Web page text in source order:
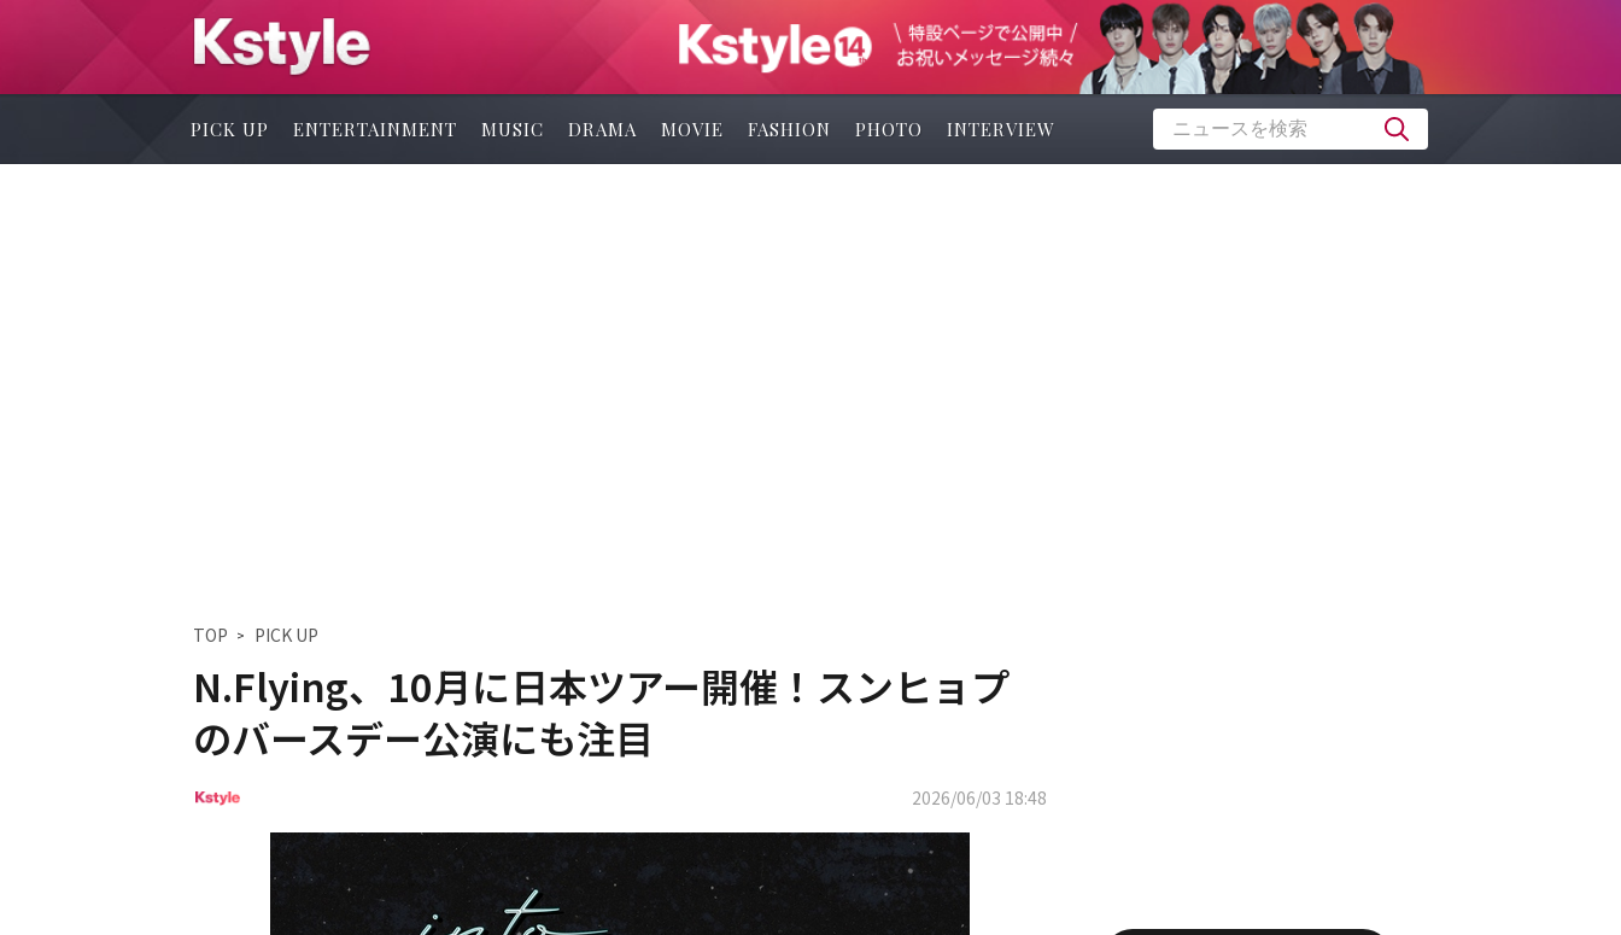
PICK UP ENTERTAINMENT MUSIC DRAMA MOVIE FASHION PHOTO INTERVIEW
TOP PICK UP
N.Flying、10月に日本ツアー開催！スンヒョプ
のバースデー公演にも注目
2026/06/03 18:48